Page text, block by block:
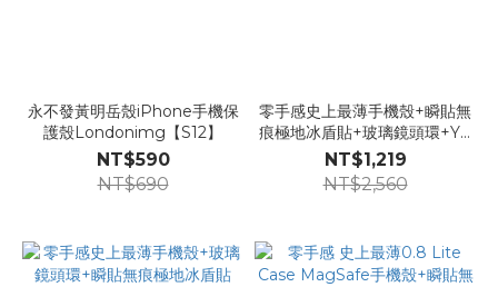
永不發黃明岳殼iPhone手機保
護殼Londonimg【S12】
NT$590
NT$690
零手感史上最薄手機殼+瞬貼無
痕極地冰盾貼+玻璃鏡頭環+YU
本織長掛繩【GG49】
NT$1,219
NT$2,560